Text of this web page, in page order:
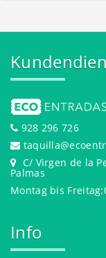
928 296 726
C/ Virgen de la
Palmas
Montag bis
Info